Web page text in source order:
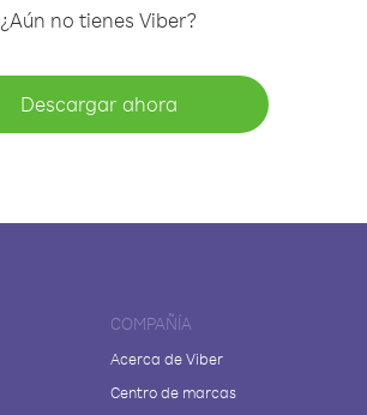
¿Aún no tienes Viber?
Descargar ahora
COMPAÑÍA
Acerca de Viber
Centro de marcas